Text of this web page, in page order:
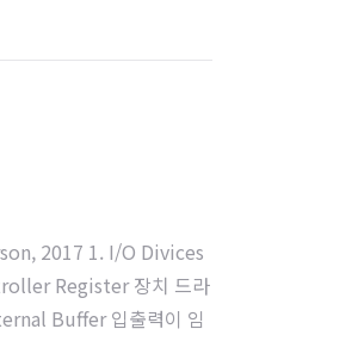
2017 1. I/O Divices
Register 장치 드라
Buffer 입출력이 임